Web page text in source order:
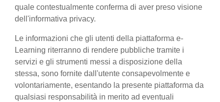
quale contestualmente conferma di aver preso visione
dell'informativa privacy.
Le informazioni che gli utenti della piattaforma e-
Learning riterranno di rendere pubbliche tramite i
servizi e gli strumenti messi a disposizione della
stessa, sono fornite dall'utente consapevolmente e
volontariamente, esentando la presente piattaforma da
qualsiasi responsabilità in merito ad eventuali